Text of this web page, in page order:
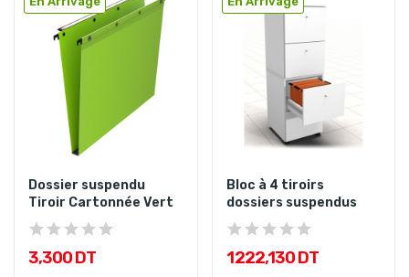
Dossier suspendu
Tiroir Cartonnée Vert
3,300 DT
Bloc à 4 tiroirs
dossiers suspendus
1 222,130 DT